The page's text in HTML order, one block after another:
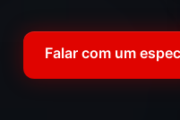
Falar com um